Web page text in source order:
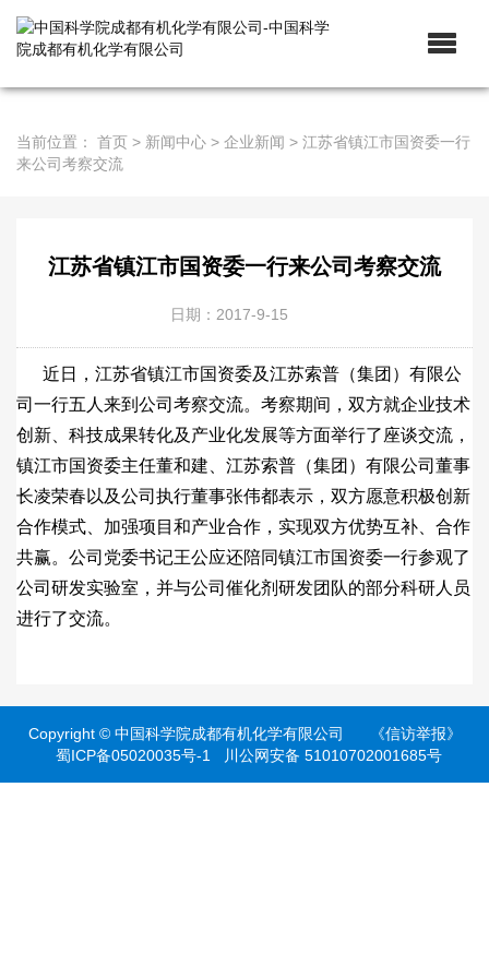
当前位置： 首页 > 新闻中心 > 企业新闻 > 江苏省镇江市国资委一行
来公司考察交流
江苏省镇江市国资委一行来公司考察交流
日期：2017-9-15
近日，江苏省镇江市国资委及江苏索普（集团）有限公
司一行五人来到公司考察交流。考察期间，双方就企业技术
创新、科技成果转化及产业化发展等方面举行了座谈交流，
镇江市国资委主任董和建、江苏索普（集团）有限公司董事
长凌荣春以及公司执行董事张伟都表示，双方愿意积极创新
合作模式、加强项目和产业合作，实现双方优势互补、合作
共赢。公司党委书记王公应还陪同镇江市国资委一行参观了
公司研发实验室，并与公司催化剂研发团队的部分科研人员
进行了交流。
Copyright © 中国科学院成都有机化学有限公司
《信访举报》
蜀ICP备05020035号-1
川公网安备 51010702001685号